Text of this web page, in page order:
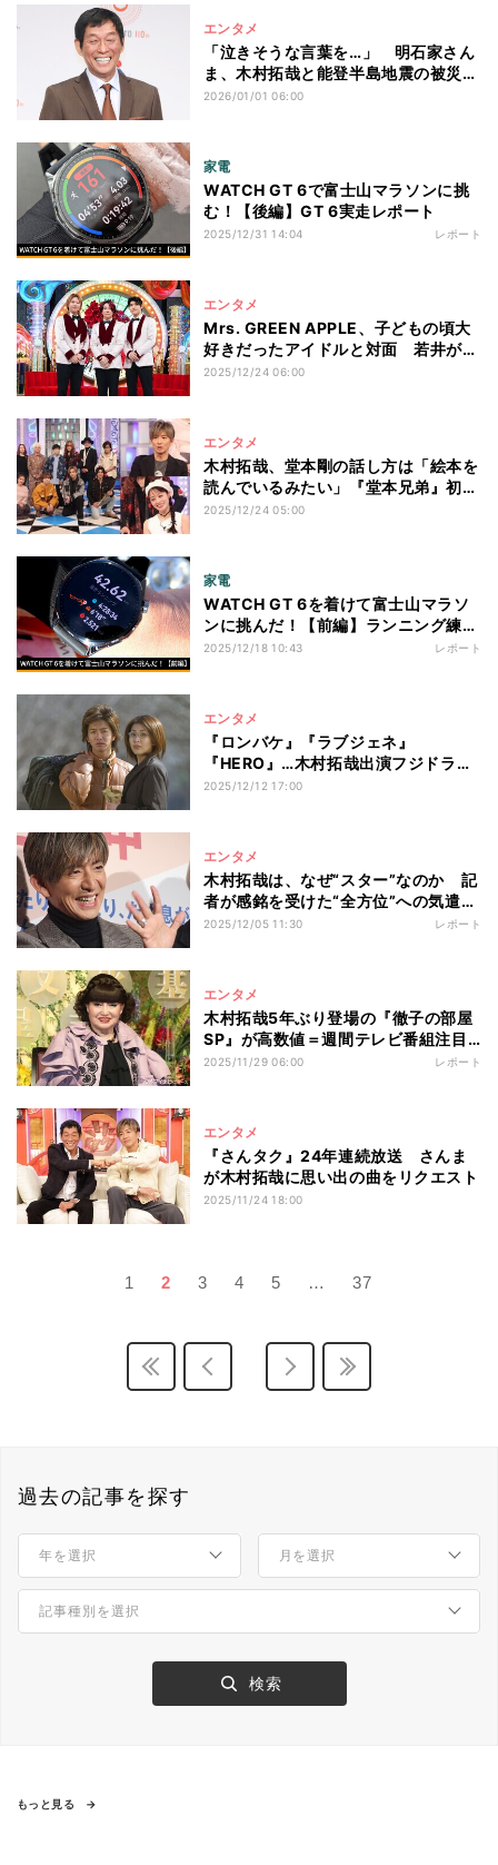
エンタメ
「泣きそうな言葉を…」 明石家さん
ま、木村拓哉と能登半島地震の被災地
を再訪「ちょっとでも手助けになれ
2026/01/01 06:00
家電
WATCH GT 6で富士山マラソンに挑
む！【後編】GT 6実走レポート
2025/12/31 14:04 レポート
エンタメ
Mrs. GREEN APPLE、子どもの頃大
好きだったアイドルと対面 若井が空
気を読まずに暴走
2025/12/24 06:00
エンタメ
木村拓哉、堂本剛の話し方は「絵本を
読んでいるみたい」『堂本兄弟』初出
演
2025/12/24 05:00
家電
WATCH GT 6を着けて富士山マラソ
ンに挑んだ！【前編】ランニング練習
で役立った機能は？
2025/12/18 10:43 レポート
エンタメ
『ロンバケ』『ラブジェネ』
『HERO』…木村拓哉出演フジドラマ
5作品3カ月連続放送
2025/12/12 17:00
エンタメ
木村拓哉は、なぜ“スター”なのか 記
者が感銘を受けた“全方位”への気遣い
と行動
2025/12/05 11:30 レポート
エンタメ
木村拓哉5年ぶり登場の『徹子の部屋
SP』が高数値＝週間テレビ番組注目
度ランキング
2025/11/29 06:00 レポート
エンタメ
『さんタク』24年連続放送 さんま
が木村拓哉に思い出の曲をリクエスト
2025/11/24 18:00
1 2 3 4 5 … 37
過去の記事を探す
もっと見る